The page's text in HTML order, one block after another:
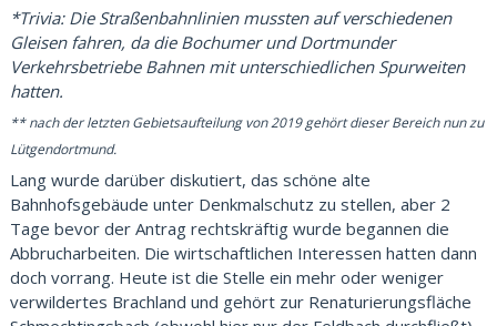
*Trivia: Die Straßenbahnlinien mussten auf verschiedenen
Gleisen fahren, da die Bochumer und Dortmunder
Verkehrsbetriebe Bahnen mit unterschiedlichen Spurweiten
hatten.
** nach der letzten Gebietsaufteilung von 2019 gehört dieser Bereich nun zu
Lütgendortmund.
Lang wurde darüber diskutiert, das schöne alte
Bahnhofsgebäude unter Denkmalschutz zu stellen, aber 2
Tage bevor der Antrag rechtskräftig wurde begannen die
Abbrucharbeiten. Die wirtschaftlichen Interessen hatten dann
doch vorrang. Heute ist die Stelle ein mehr oder weniger
verwildertes Brachland und gehört zur Renaturierungsfläche